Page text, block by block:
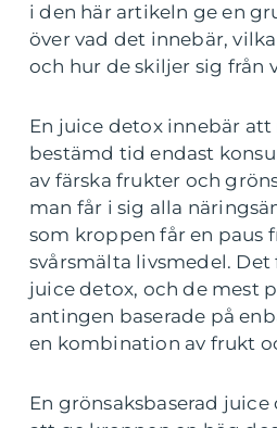
i den här artikeln ge en
över vad det innebär,
och hur de skiljer sig från
En juice detox innebär
bestämd tid endast
av färska frukter och
man får i sig alla
som kroppen får en paus
svårsmälta livsmedel.
juice detox, och de mest
antingen baserade på
en kombination av frukt
En grönsaksbaserad